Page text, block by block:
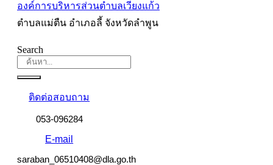
องค์การบริหารส่วนตำบลเวียงแก้ว
ตำบลแม่ตืน อำเภอลี้ จังหวัดลำพูน
Search
ติดต่อสอบถาม
053-096284
E-mail
saraban_06510408@dla.go.th